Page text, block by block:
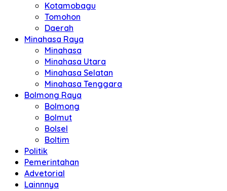
Kotamobagu
Tomohon
Daerah
Minahasa Raya
Minahasa
Minahasa Utara
Minahasa Selatan
Minahasa Tenggara
Bolmong Raya
Bolmong
Bolmut
Bolsel
Boltim
Politik
Pemerintahan
Advetorial
Lainnnya